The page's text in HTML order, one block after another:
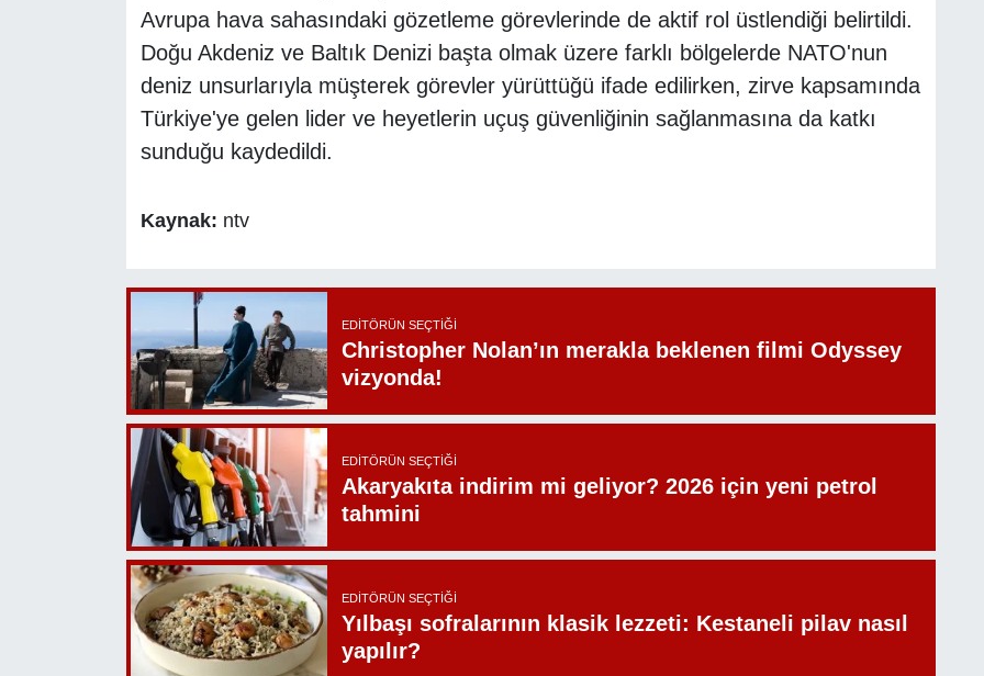
Avrupa hava sahasındaki gözetleme görevlerinde de aktif rol üstlendiği belirtildi.
Doğu Akdeniz ve Baltık Denizi başta olmak üzere farklı bölgelerde NATO'nun
deniz unsurlarıyla müşterek görevler yürüttüğü ifade edilirken, zirve kapsamında
Türkiye'ye gelen lider ve heyetlerin uçuş güvenliğinin sağlanmasına da katkı
sunduğu kaydedildi.
Kaynak: ntv
EDITÖRÜN SEÇTIĞI
Christopher Nolan’ın merakla beklenen filmi Odyssey
vizyonda!
EDITÖRÜN SEÇTIĞI
Akaryakıta indirim mi geliyor? 2026 için yeni petrol
tahmini
EDITÖRÜN SEÇTIĞI
Yılbaşı sofralarının klasik lezzeti: Kestaneli pilav nasıl
yapılır?